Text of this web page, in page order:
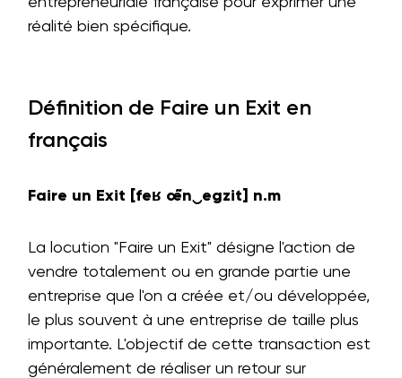
réalité bien spécifique.
Définition de Faire un Exit en
français
Faire un Exit [feʁ œ̃n‿egzit] n.m
La locution "Faire un Exit" désigne l'action de
vendre totalement ou en grande partie une
entreprise que l'on a créée et/ou développée,
le plus souvent à une entreprise de taille plus
importante. L'objectif de cette transaction est
généralement de réaliser un retour sur